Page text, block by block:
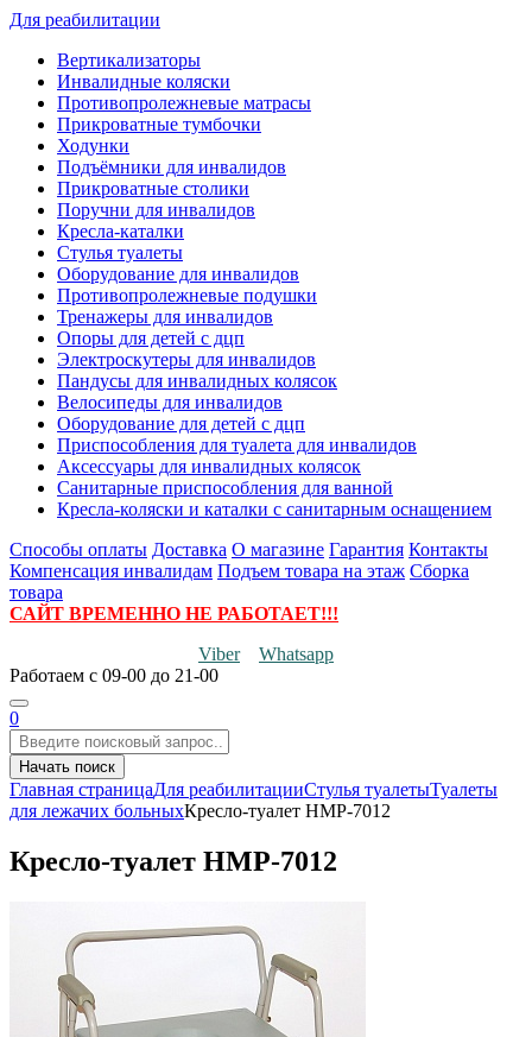
Для реабилитации
Вертикализаторы
Инвалидные коляски
Противопролежневые матрасы
Прикроватные тумбочки
Ходунки
Подъёмники для инвалидов
Прикроватные столики
Поручни для инвалидов
Кресла-каталки
Стулья туалеты
Оборудование для инвалидов
Противопролежневые подушки
Тренажеры для инвалидов
Опоры для детей с дцп
Электроскутеры для инвалидов
Пандусы для инвалидных колясок
Велосипеды для инвалидов
Оборудование для детей с дцп
Приспособления для туалета для инвалидов
Аксессуары для инвалидных колясок
Санитарные приспособления для ванной
Кресла-коляски и каталки с санитарным оснащением
Способы оплаты Доставка О магазине Гарантия Контакты
Компенсация инвалидам Подъем товара на этаж Сборка
товара
САЙТ ВРЕМЕННО НЕ РАБОТАЕТ!!!
Viber
Whatsapp
Работаем с 09-00 до 21-00
0
Начать поиск
Главная страницаДля реабилитацииСтулья туалетыТуалеты
для лежачих больныхКресло-туалет HMP-7012
Кресло-туалет HMP-7012